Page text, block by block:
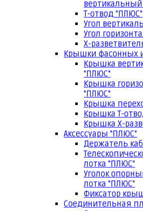
Т-отвод "ПЛЮС"
Угол
Угол
Х-
Крышки фасонных
Крышка
"ПЛЮС"
Крышка
"ПЛЮС"
Крышка
Крышка Т-
Крышка Х-
Аксессуары "ПЛЮС"
Держатель
лотка "ПЛЮС"
Уголок
лотка "ПЛЮС"
Фиксатор
Соединительная